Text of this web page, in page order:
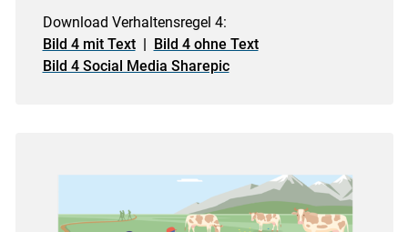
Download Verhaltensregel 4:
Bild 4 mit Text| Bild 4 ohne Text
Bild 4 Social Media Sharepic